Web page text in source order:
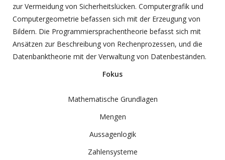
zur Vermeidung von Sicherheitslücken. Computergrafik und
Computergeometrie befassen sich mit der Erzeugung von
Bildern. Die Programmiersprachentheorie befasst sich mit
Ansätzen zur Beschreibung von Rechenprozessen, und die
Datenbanktheorie mit der Verwaltung von Datenbeständen.
Fokus
Mathematische Grundlagen
Mengen
Aussagenlogik
Zahlensysteme